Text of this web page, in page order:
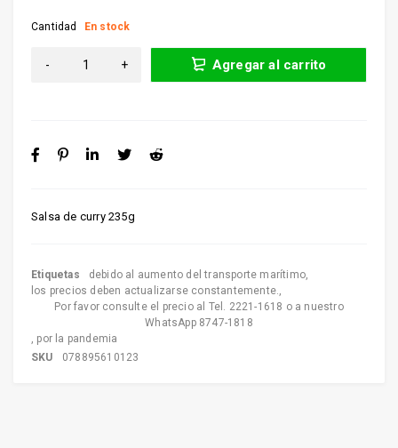
Salsa de curry 235g
Cantidad En stock
Agregar al carrito
Etiquetas debido al aumento del transporte marítimo,
los precios deben actualizarse constantemente.,
Por favor consulte el precio al Tel. 2221-1618 o a nuestro
WhatsApp 8747-1818
, por la pandemia
SKU
078895610123